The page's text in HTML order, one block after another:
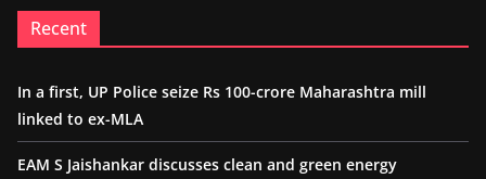
Recent
In a first, UP Police seize Rs 100-crore Maharashtra mill
linked to ex-MLA
EAM S Jaishankar discusses clean and green energy